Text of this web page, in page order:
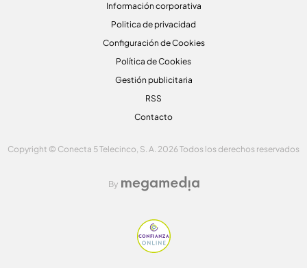
Información corporativa
Politica de privacidad
Configuración de Cookies
Política de Cookies
Gestión publicitaria
RSS
Contacto
Copyright © Conecta 5 Telecinco, S. A. 2026 Todos los derechos reservados
By